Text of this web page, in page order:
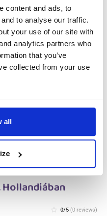
content and ads, to
to analyse our traffic.
your use of our site with
analytics partners who
that you’ve
collected from your use
all
& takarító
Hollandiában
star_border 0/5(0 reviews)
dolgozó & takarító
2/2
for:3 nap
worker (with
star_border 0/5 (0 reviews)